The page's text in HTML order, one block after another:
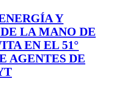
Y
LA MANO DE
EN EL 51°
AGENTES DE